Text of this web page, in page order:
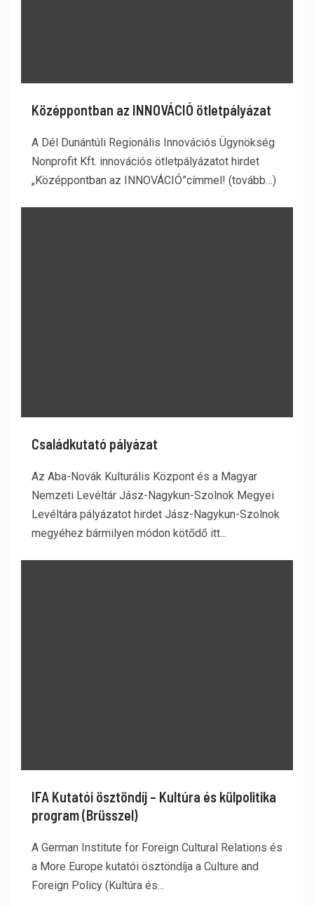
Középpontban az INNOVÁCIÓ ötletpályázat
A Dél Dunántúli Regionális Innovációs Ügynökség
Nonprofit Kft. innovációs ötletpályázatot hirdet
„Középpontban az INNOVÁCIÓ”címmel! (tovább…)
Családkutató pályázat
Az Aba-Novák Kulturális Központ és a Magyar
Nemzeti Levéltár Jász-Nagykun-Szolnok Megyei
Levéltára pályázatot hirdet Jász-Nagykun-Szolnok
megyéhez bármilyen módon kötődő itt...
IFA Kutatói ösztöndíj – Kultúra és külpolitika
program (Brüsszel)
A German Institute for Foreign Cultural Relations és
a More Europe kutatói ösztöndíja a Culture and
Foreign Policy (Kultúra és...